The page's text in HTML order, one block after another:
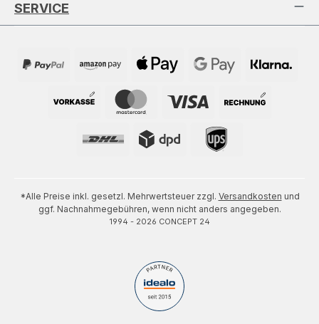
SERVICE
*Alle Preise inkl. gesetzl. Mehrwertsteuer zzgl. Versandkosten und
ggf. Nachnahmegebühren, wenn nicht anders angegeben.
1994 - 2026 CONCEPT 24